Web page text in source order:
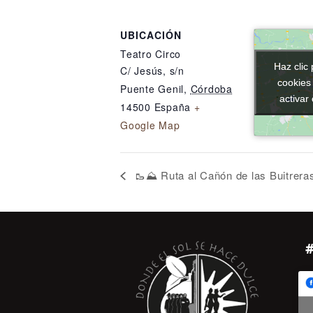
UBICACIÓN
Teatro Circo
C/ Jesús, s/n
Puente Genil, Córdoba
14500 España +
Google Map
Haz clic
activar
Haz clic
activar
🥾⛰️ Ruta al Cañón de las